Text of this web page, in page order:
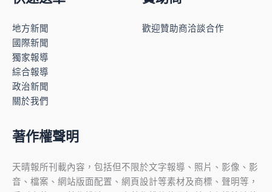
地方新聞
國際新聞
獨家報導
綜合報導
政治新聞
關於我們
歡迎贊助商洽談合作
著作權聲明
天晴報所刊載內容，包括但不限於文字報導、照片、影像、影
音、檔案、網站版面配置、網頁設計等素材及商標、聲明等，